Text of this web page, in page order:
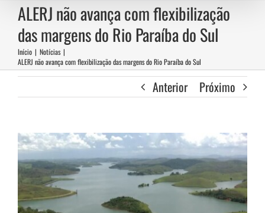
ALERJ não avança com flexibilização
das margens do Rio Paraíba do Sul
Início | Notícias |
ALERJ não avança com flexibilização das margens do Rio Paraíba do Sul
Anterior Próximo
View
Larger
Image